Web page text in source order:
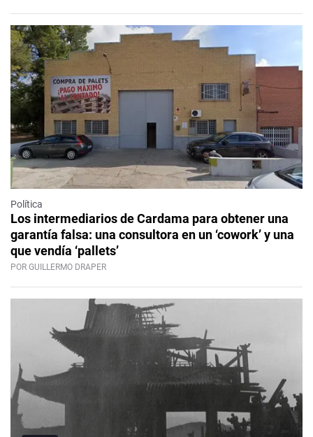
Política
Los intermediarios de Cardama para obtener una
garantía falsa: una consultora en un ‘cowork’ y una
que vendía ‘pallets’
POR GUILLERMO DRAPER